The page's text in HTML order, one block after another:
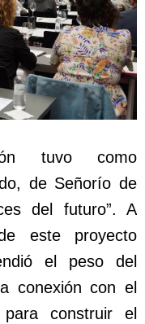
tuvo como
de Señorío de
del futuro”. A
este proyecto
el peso del
conexión con el
construir el